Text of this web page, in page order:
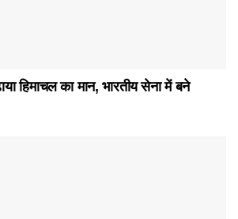
हिमाचल का मान, भारतीय सेना में बने